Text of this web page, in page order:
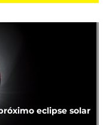
eclipse solar